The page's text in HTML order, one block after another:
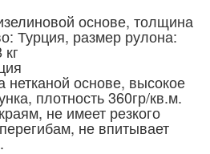
основе, толщина
Турция, размер рулона:
основе, высокое
плотность 360гр/кв.м.
не имеет резкого
не впитывает